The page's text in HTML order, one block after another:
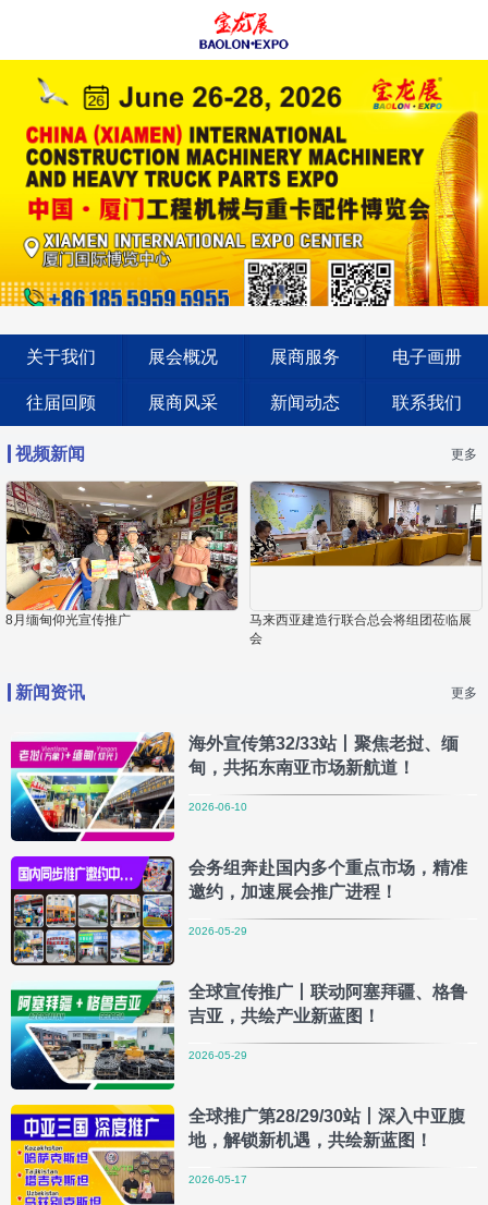
关于我们 展会概况 展商服务 电子画册
往届回顾 展商风采 新闻动态 联系我们
视频新闻 更多
8月缅甸仰光宣传推广
马来西亚建造行联合总会将组团莅临展
会
新闻资讯 更多
海外宣传第32/33站丨聚焦老挝、缅
甸，共拓东南亚市场新航道！
2026-06-10
会务组奔赴国内多个重点市场，精准
邀约，加速展会推广进程！
2026-05-29
全球宣传推广丨联动阿塞拜疆、格鲁
吉亚，共绘产业新蓝图！
2026-05-29
全球推广第28/29/30站丨深入中亚腹
地，解锁新机遇，共绘新蓝图！
2026-05-17